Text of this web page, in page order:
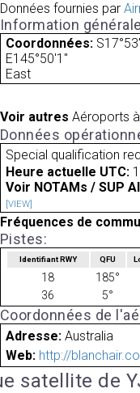
Données fournies par
Information générale
Coordonnées:
E145°50'1"
East
Voir autres Aéroports à
Données
Special qualification
Heure actuelle UTC:
Voir NOTAMs / SUP
[VIEW]
Fréquences de
Pistes:
Identifiant RWY QFU
18 185°
36
5°
Coordonnées de
Adresse: Australia
Web: http://
satellite de